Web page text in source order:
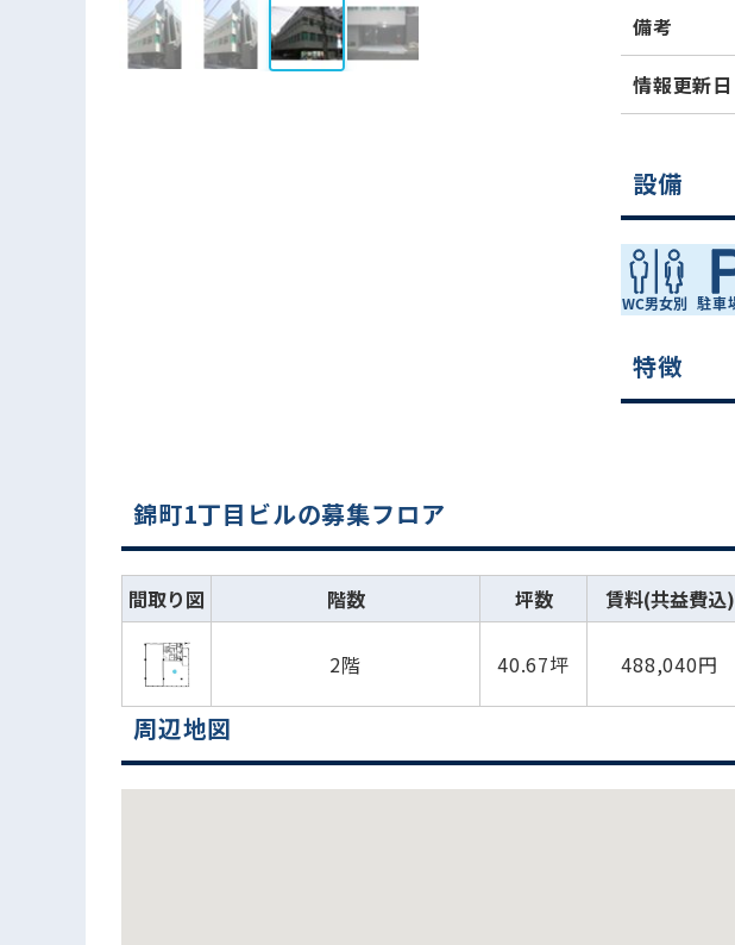
備考
情報更新日
設備
特徴
錦町1丁目ビルの募集フロア
間取り図 階数 坪数 賃料(共益費込)
2階 40.67坪 488,040円
周辺地図